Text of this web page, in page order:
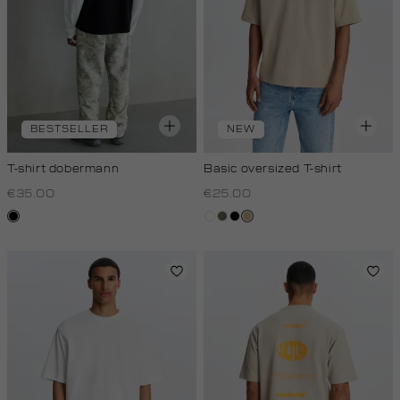
BESTSELLER
T-shirt dobermann
€35.00
zwart
NEW
Basic oversized T-shirt
€25.00
witlichtbruin
zwart
tan